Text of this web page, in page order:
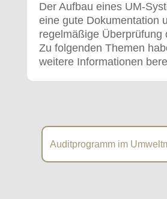
Der Aufbau eines UM-
eine gute Dokumentation
regelmäßige Überprüfung
Zu folgenden Themen
weitere Informationen
Auditprogramm im